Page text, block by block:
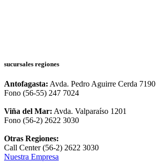
sucursales regiones
Antofagasta: Avda. Pedro Aguirre Cerda 7190
Fono (56-55) 247 7024
Viña del Mar: Avda. Valparaíso 1201
Fono (56-2) 2622 3030
Otras Regiones:
Call Center (56-2) 2622 3030
Nuestra Empresa